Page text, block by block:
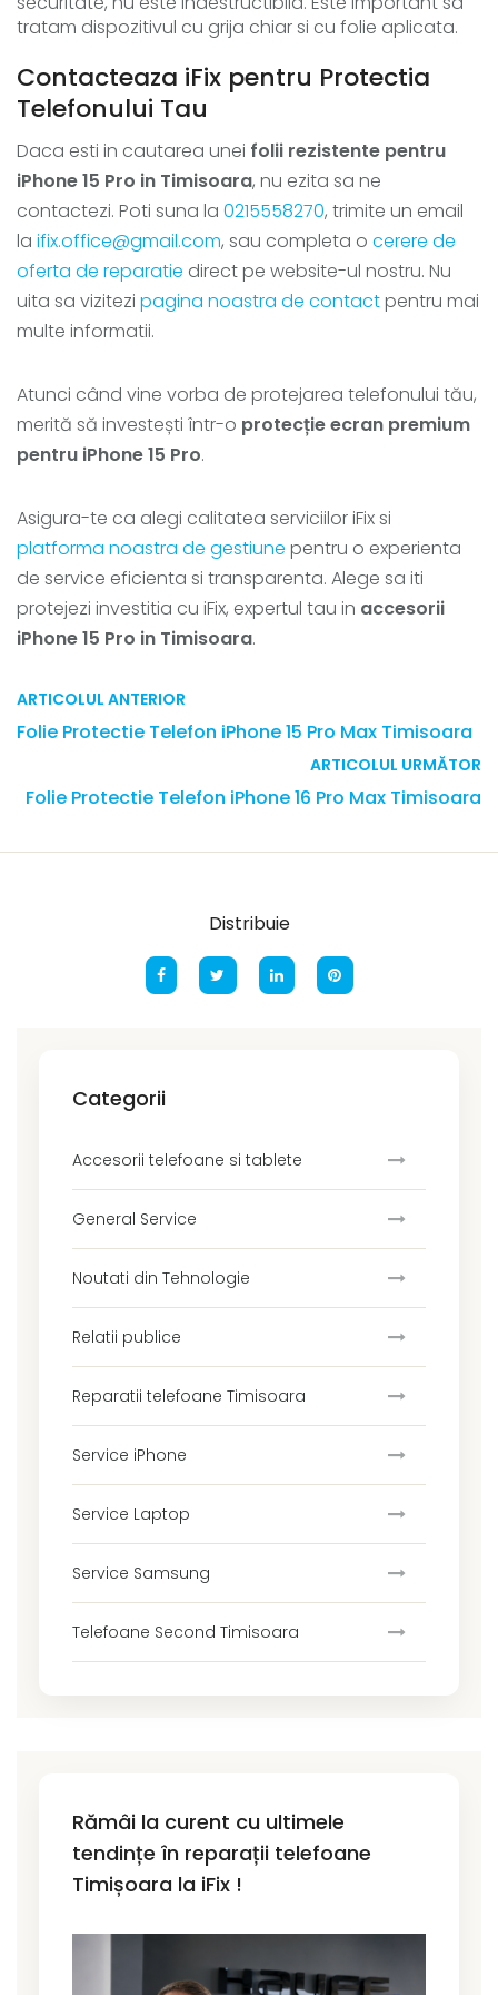
tratam dispozitivul cu grija chiar si cu folie aplicata.
Contacteaza iFix pentru Protectia
Telefonului Tau
Daca esti in cautarea unei folii rezistente pentru
iPhone 15 Pro in Timisoara, nu ezita sa ne
contactezi. Poti suna la 0215558270, trimite un email
la ifix.office@gmail.com, sau completa o cerere de
oferta de reparatie direct pe website-ul nostru. Nu
uita sa vizitezi pagina noastra de contactpentru mai
multe informatii.
Atunci când vine vorba de protejarea telefonului tău,
merită să investești într-o protecție ecran premium
pentru iPhone 15 Pro.
Asigura-te ca alegi calitatea serviciilor iFix si
platforma noastra de gestiune pentru o experienta
de service eficienta si transparenta. Alege sa iti
protejezi investitia cu iFix, expertul tau in accesorii
iPhone 15 Pro in Timisoara.
ARTICOLUL ANTERIOR
Folie Protectie Telefon iPhone 15 Pro Max Timisoara
ARTICOLUL URMĂTOR
Folie Protectie Telefon iPhone 16 Pro Max Timisoara
Distribuie
Categorii
Accesorii telefoane si tablete
General Service
Noutati din Tehnologie
Relatii publice
Reparatii telefoane Timisoara
Service iPhone
Service Laptop
Service Samsung
Telefoane Second Timisoara
Rămâi la curent cu ultimele
tendințe în reparații telefoane
Timișoara la iFix !